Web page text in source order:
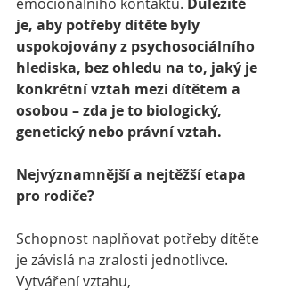
je, aby potřeby dítěte byly
uspokojovány z psychosociálního
hlediska, bez ohledu na to, jaký je
konkrétní vztah mezi dítětem a
osobou – zda je to biologický,
genetický nebo právní vztah.
Nejvýznamnější a nejtěžší etapa
pro rodiče?
Schopnost naplňovat potřeby dítěte
je závislá na zralosti jednotlivce.
Vytváření vztahu,